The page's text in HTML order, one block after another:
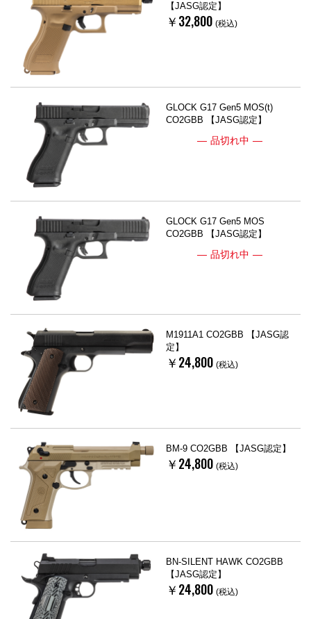
【JASG認定】
￥32,800 (税込)
GLOCK G17 Gen5 MOS(t)
CO2GBB 【JASG認定】
品切れ中
GLOCK G17 Gen5 MOS
CO2GBB 【JASG認定】
品切れ中
M1911A1 CO2GBB 【JASG認
定】
￥24,800 (税込)
BM-9 CO2GBB 【JASG認定】
￥24,800 (税込)
BN-SILENT HAWK CO2GBB
【JASG認定】
￥24,800 (税込)